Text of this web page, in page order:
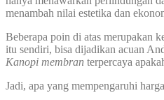
menambah nilai estetika dan
Beberapa poin di atas merupakan
itu sendiri, bisa dijadikan acuan
Kanopi membran terpercaya
Jadi, apa yang mempengaruhi